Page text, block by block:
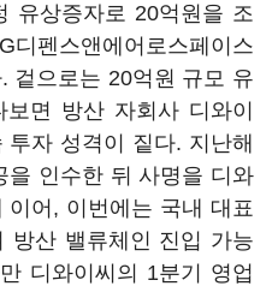
유상증자로 20억원을 조
펜스앤에어로스페이스
겉으로는 20억원 규모 유
면 방산 자회사 디와이
자 성격이 짙다. 지난해
을 인수한 뒤 사명을 디와
이어, 이번에는 국내 대표
방산 밸류체인 진입 가능
디와이씨의 1분기 영업